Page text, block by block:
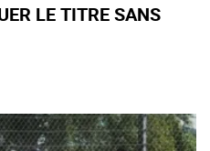
LE TITRE SANS